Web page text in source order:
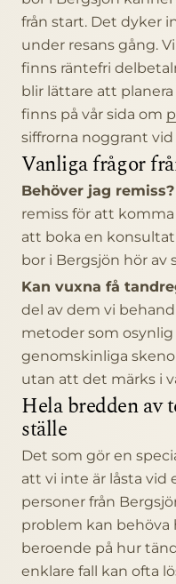
från start. Det dyker
under resans gång.
finns räntefri
blir lättare att
finns på vår sida om
siffrorna noggrant
Vanliga frågor
Behöver jag remiss?
remiss för att
att boka en
bor i Bergsjön hör av
Kan vuxna få
del av dem vi
metoder som
genomskinliga
utan att det märks i
Hela bredden av
ställe
Det som gör en
att vi inte är låsta vid
personer från
problem kan
beroende på hur
enklare fall kan ofta